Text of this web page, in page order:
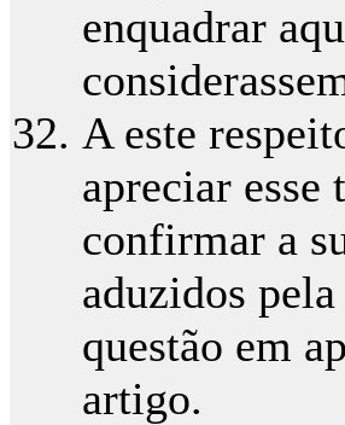
enquadrar
A este
apreciar esse
confirmar a
aduzidos
questão em
artigo.